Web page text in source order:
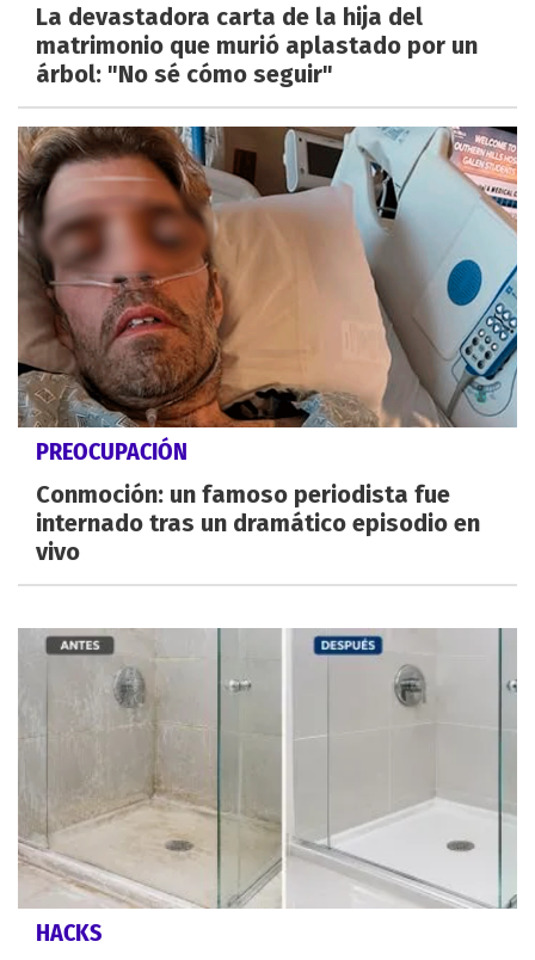
La devastadora carta de la hija del
matrimonio que murió aplastado por un
árbol: "No sé cómo seguir"
PREOCUPACIÓN
Conmoción: un famoso periodista fue
internado tras un dramático episodio en
vivo
HACKS